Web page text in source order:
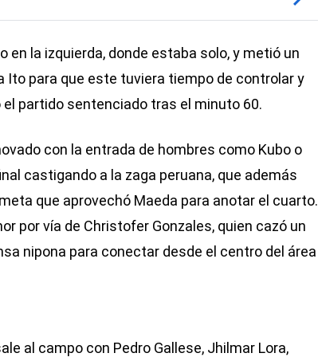
en la izquierda, donde estaba solo, y metió un
Ito para que este tuviera tiempo de controlar y
partido sentenciado tras el minuto 60.
con la entrada de hombres como Kubo o
castigando a la zaga peruana, que además
que aprovechó Maeda para anotar el cuarto.
por vía de Christofer Gonzales, quien cazó un
nipona para conectar desde el centro del área
al campo con Pedro Gallese, Jhilmar Lora,